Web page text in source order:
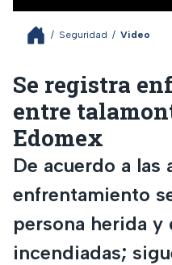
/ Seguridad / Video
Se registra
entre
Edomex
De acuerdo a las
enfrentamiento
persona herida y
incendiadas;